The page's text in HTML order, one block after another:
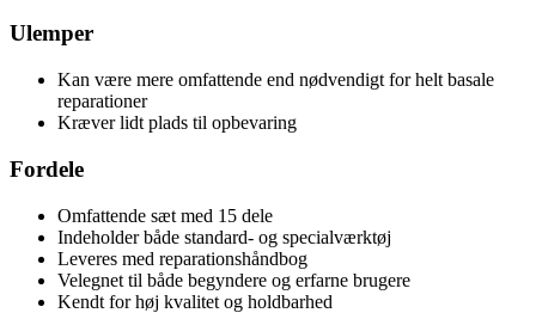
Ulemper
Kan være mere omfattende end nødvendigt for helt basale
reparationer
Kræver lidt plads til opbevaring
Fordele
Omfattende sæt med 15 dele
Indeholder både standard- og specialværktøj
Leveres med reparationshåndbog
Velegnet til både begyndere og erfarne brugere
Kendt for høj kvalitet og holdbarhed